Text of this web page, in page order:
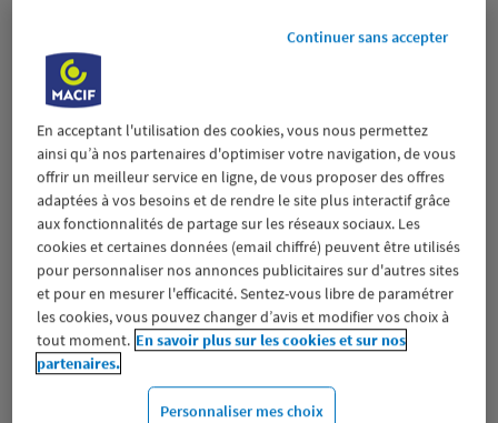
Fermé actuellement
4
5.33 km
CHATILLON
167 AVENUE DE PARIS
92320 CHATILLON
4,4/5Note de 4.4 sur 5
(221 avis)
Fermé actuellement
Prendre RDV
Voir plus
En acceptant l'utilisation des cookies, vous nous permettez
ainsi qu’à nos partenaires d'optimiser votre navigation, de vous
offrir un meilleur service en ligne, de vous proposer des offres
adaptées à vos besoins et de rendre le site plus interactif grâce
aux fonctionnalités de partage sur les réseaux sociaux. Les
cookies et certaines données (email chiffré) peuvent être utilisés
pour personnaliser nos annonces publicitaires sur d'autres sites
et pour en mesurer l'efficacité. Sentez-vous libre de paramétrer
les cookies, vous pouvez changer d’avis et modifier vos choix à
tout moment. En savoir plus sur les cookies et sur nos
partenaires.
Personnaliser mes choix
Continuer sans accepter